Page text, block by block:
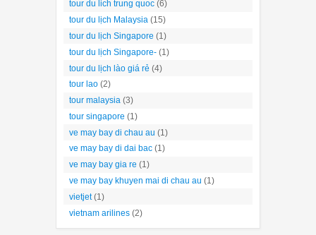
tour du lich trung quoc (6)
tour du lịch Malaysia (15)
tour du lịch Singapore (1)
tour du lịch Singapore- (1)
tour du lịch lào giá rẻ (4)
tour lao (2)
tour malaysia (3)
tour singapore (1)
ve may bay di chau au (1)
ve may bay di dai bac (1)
ve may bay gia re (1)
ve may bay khuyen mai di chau au (1)
vietjet (1)
vietnam arilines (2)